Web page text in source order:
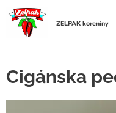
ZELPAK koreniny
Cigánska